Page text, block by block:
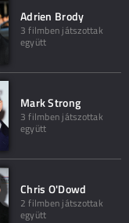
Adrien Brody
3 filmben játszottak
együtt
Mark Strong
3 filmben játszottak
együtt
Chris O'Dowd
2 filmben játszottak
együtt